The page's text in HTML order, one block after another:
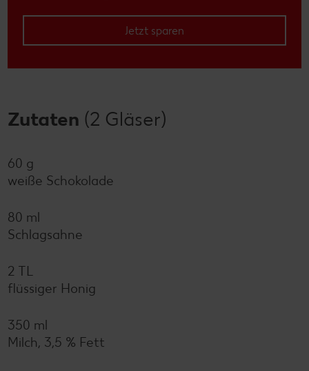
Jetzt sparen
Zutaten (2 Gläser)
60 g
weiße Schokolade
80 ml
Schlagsahne
2 TL
flüssiger Honig
350 ml
Milch, 3,5 % Fett